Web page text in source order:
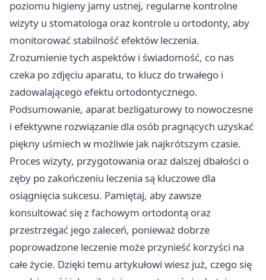
poziomu higieny jamy ustnej, regularne kontrolne
wizyty u stomatologa oraz kontrole u ortodonty, aby
monitorować stabilność efektów leczenia.
Zrozumienie tych aspektów i świadomość, co nas
czeka po zdjęciu aparatu, to klucz do trwałego i
zadowalającego efektu ortodontycznego.
Podsumowanie, aparat bezligaturowy to nowoczesne
i efektywne rozwiązanie dla osób pragnących uzyskać
piękny uśmiech w możliwie jak najkrótszym czasie.
Proces wizyty, przygotowania oraz dalszej dbałości o
zęby po zakończeniu leczenia są kluczowe dla
osiągnięcia sukcesu. Pamiętaj, aby zawsze
konsultować się z fachowym ortodontą oraz
przestrzegać jego zaleceń, ponieważ dobrze
poprowadzone leczenie może przynieść korzyści na
całe życie. Dzięki temu artykułowi wiesz już, czego się